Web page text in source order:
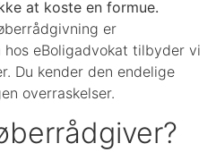
at koste en formue.
er
eBoligadvokat tilbyder vi
Du kender den endelige
overraskelser.